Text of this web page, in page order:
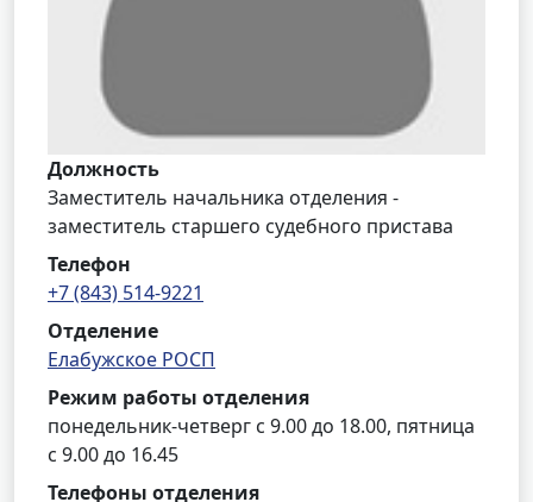
Должность
Заместитель начальника отделения -
заместитель старшего судебного пристава
Телефон
+7 (843) 514-9221
Отделение
Елабужское РОСП
Режим работы отделения
понедельник-четверг с 9.00 до 18.00, пятница
с 9.00 до 16.45
Телефоны отделения